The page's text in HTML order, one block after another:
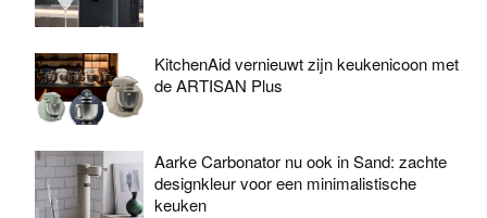
KitchenAid vernieuwt zijn keukenicoon met
de ARTISAN Plus
Aarke Carbonator nu ook in Sand: zachte
designkleur voor een minimalistische
keuken